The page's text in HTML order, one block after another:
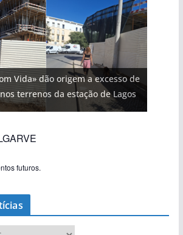
Vida» dão origem a excesso de
terrenos da estação de Lagos
futuros.